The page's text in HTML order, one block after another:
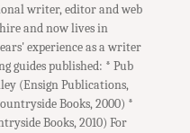
writer, editor and web
and now lives in
experience as a writer
guides published: * Pub
(Ensign Publications,
Books, 2000) *
Books, 2010) For